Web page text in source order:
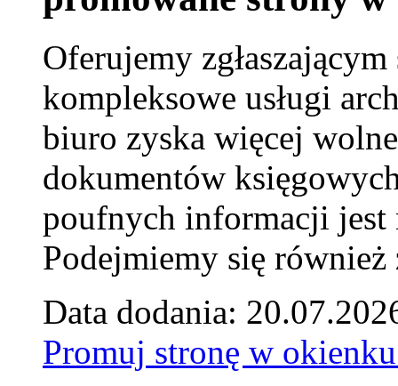
Oferujemy
kompleksowe usługi
biuro zyska więcej
dokumentów
poufnych informacji jest
Podejmiemy się
Data dodania:
Promuj stronę w